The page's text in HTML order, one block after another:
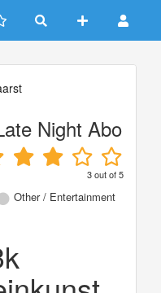
Night Abo
3out of5
Other / Entertainment